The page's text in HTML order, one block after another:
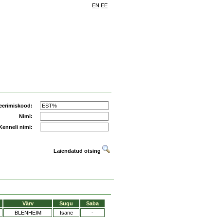
EN EE
Nimi:
nimi:
Laiendatud otsing
Värv Sugu
Saba
BLENHEIM Isane -